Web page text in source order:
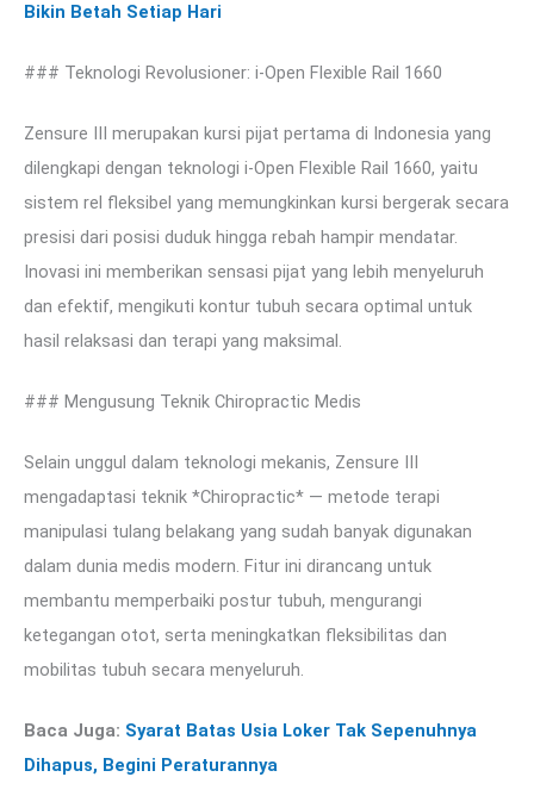
Bikin Betah Setiap Hari
### Teknologi Revolusioner: i-Open Flexible Rail 1660
Zensure III merupakan kursi pijat pertama di Indonesia yang
dilengkapi dengan teknologi i-Open Flexible Rail 1660, yaitu
sistem rel fleksibel yang memungkinkan kursi bergerak secara
presisi dari posisi duduk hingga rebah hampir mendatar.
Inovasi ini memberikan sensasi pijat yang lebih menyeluruh
dan efektif, mengikuti kontur tubuh secara optimal untuk
hasil relaksasi dan terapi yang maksimal.
### Mengusung Teknik Chiropractic Medis
Selain unggul dalam teknologi mekanis, Zensure III
mengadaptasi teknik *Chiropractic* — metode terapi
manipulasi tulang belakang yang sudah banyak digunakan
dalam dunia medis modern. Fitur ini dirancang untuk
membantu memperbaiki postur tubuh, mengurangi
ketegangan otot, serta meningkatkan fleksibilitas dan
mobilitas tubuh secara menyeluruh.
Baca Juga: Syarat Batas Usia Loker Tak Sepenuhnya
Dihapus, Begini Peraturannya